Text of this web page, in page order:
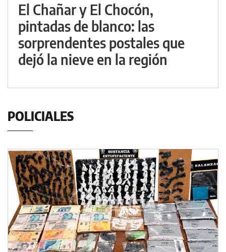
El Chañar y El Chocón,
pintadas de blanco: las
sorprendentes postales que
dejó la nieve en la región
POLICIALES